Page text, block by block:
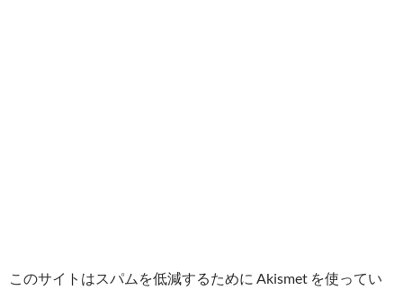
このサイトはスパムを低減するために Akismet を使ってい